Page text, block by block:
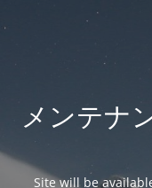
メンテナ
Site will be